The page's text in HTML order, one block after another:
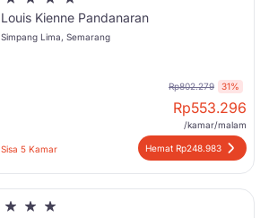
Louis Kienne Pandanaran
Simpang Lima, Semarang
Rp802.279 31%
Rp553.296
/kamar/malam
Sisa 5 Kamar Hemat Rp248.983